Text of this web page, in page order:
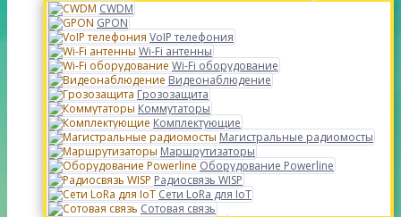
CWDM
GPON
VoIP телефония
Wi-Fi антенны
Wi-Fi оборудование
Видеонаблюдение
Грозозащита
Коммутаторы
Комплектующие
Магистральные радиомосты
Маршрутизаторы
Оборудование Powerline
Радиосвязь WISP
Сети LoRa для IoT
Сотовая связь